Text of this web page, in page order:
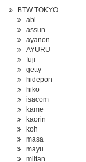
BTW TOKYO
abi
assun
ayanon
AYURU
fuji
getty
hidepon
hiko
isacom
kame
kaorin
koh
masa
mayu
miitan